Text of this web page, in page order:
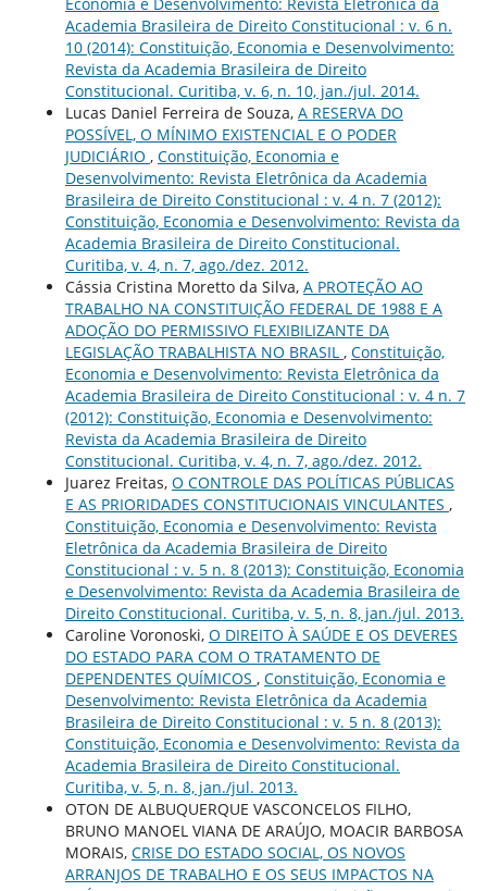
Academia Brasileira de Direito Constitucional : v. 6 n.
10 (2014): Constituição, Economia e Desenvolvimento:
Revista da Academia Brasileira de Direito
Constitucional. Curitiba, v. 6, n. 10, jan./jul. 2014.
Lucas Daniel Ferreira de Souza, A RESERVA DO
POSSÍVEL, O MÍNIMO EXISTENCIAL E O PODER
JUDICIÁRIO , Constituição, Economia e
Desenvolvimento: Revista Eletrônica da Academia
Brasileira de Direito Constitucional : v. 4 n. 7 (2012):
Constituição, Economia e Desenvolvimento: Revista da
Academia Brasileira de Direito Constitucional.
Curitiba, v. 4, n. 7, ago./dez. 2012.
Cássia Cristina Moretto da Silva, A PROTEÇÃO AO
TRABALHO NA CONSTITUIÇÃO FEDERAL DE 1988 E A
ADOÇÃO DO PERMISSIVO FLEXIBILIZANTE DA
LEGISLAÇÃO TRABALHISTA NO BRASIL , Constituição,
Economia e Desenvolvimento: Revista Eletrônica da
Academia Brasileira de Direito Constitucional : v. 4 n. 7
(2012): Constituição, Economia e Desenvolvimento:
Revista da Academia Brasileira de Direito
Constitucional. Curitiba, v. 4, n. 7, ago./dez. 2012.
Juarez Freitas, O CONTROLE DAS POLÍTICAS PÚBLICAS
E AS PRIORIDADES CONSTITUCIONAIS VINCULANTES ,
Constituição, Economia e Desenvolvimento: Revista
Eletrônica da Academia Brasileira de Direito
Constitucional : v. 5 n. 8 (2013): Constituição, Economia
e Desenvolvimento: Revista da Academia Brasileira de
Direito Constitucional. Curitiba, v. 5, n. 8, jan./jul. 2013.
Caroline Voronoski, O DIREITO À SAÚDE E OS DEVERES
DO ESTADO PARA COM O TRATAMENTO DE
DEPENDENTES QUÍMICOS , Constituição, Economia e
Desenvolvimento: Revista Eletrônica da Academia
Brasileira de Direito Constitucional : v. 5 n. 8 (2013):
Constituição, Economia e Desenvolvimento: Revista da
Academia Brasileira de Direito Constitucional.
Curitiba, v. 5, n. 8, jan./jul. 2013.
OTON DE ALBUQUERQUE VASCONCELOS FILHO,
BRUNO MANOEL VIANA DE ARAÚJO, MOACIR BARBOSA
MORAIS, CRISE DO ESTADO SOCIAL, OS NOVOS
ARRANJOS DE TRABALHO E OS SEUS IMPACTOS NA